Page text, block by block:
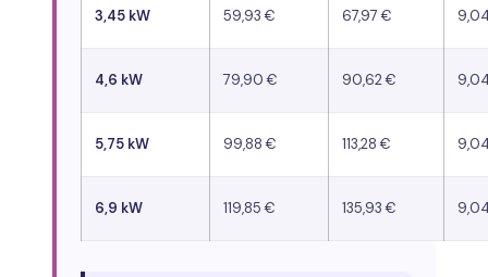
3,45 kW 59,93 € 67,97 €
4,6 kW 79,90 € 90,62 €
5,75 kW 99,88 € 113,28 €
6,9 kW 119,85 € 135,93 €